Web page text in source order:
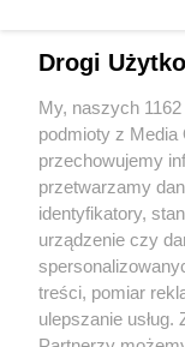
Wydawca mediów
Nie zapomnij
zapoznać się z:
Twojemiasto
Drogi
My, naszych
podmioty z
przechowujemy
przetwarzamy
identyfikatory,
urządzenie czy
treści, pomiar
ulepszanie